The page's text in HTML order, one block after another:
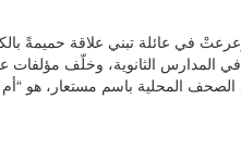
في عائلة تبني علاقة حميمةً
المدارس الثانوية، وخلّف مؤلفات
المحلية باسم مستعار، هو “أم